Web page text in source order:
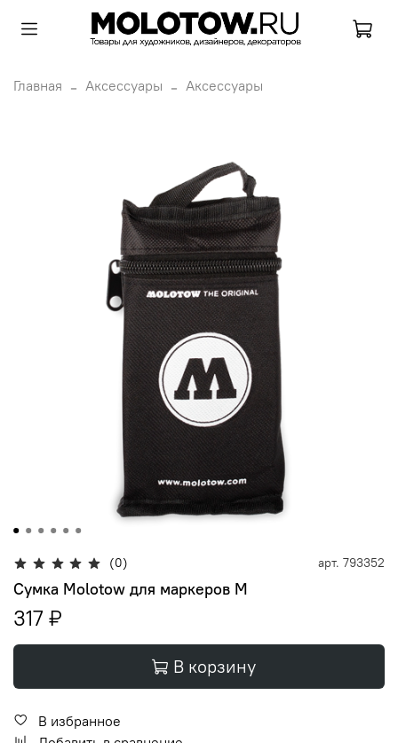
Главная Аксессуары Аксессуары
(0) арт. 793352
Сумка Molotow для маркеров M
317 ₽
В корзину
В избранное